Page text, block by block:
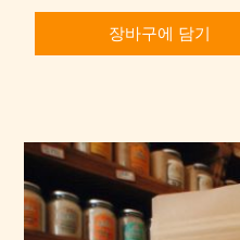
장바구에 담기